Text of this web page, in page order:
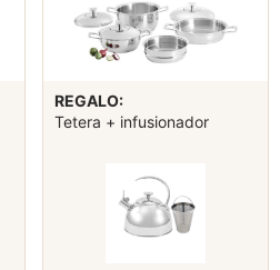
REGALO:
Tetera + infusionador